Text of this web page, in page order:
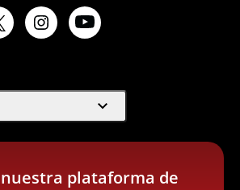
expand_more
plataforma de